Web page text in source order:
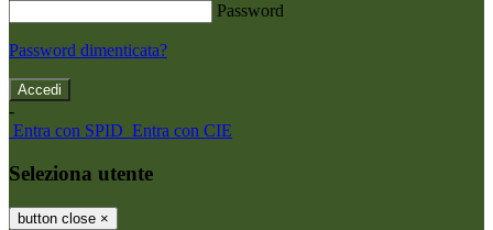
Password
Password dimenticata?
-
Entra con SPID Entra con CIE
Seleziona utente
button close ×